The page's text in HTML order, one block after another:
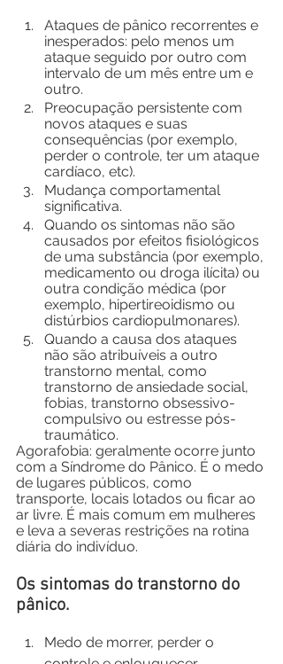
Ataques de pânico recorrentes e
inesperados: pelo menos um
ataque seguido por outro com
intervalo de um mês entre um e
outro.
Preocupação persistente com
novos ataques e suas
consequências (por exemplo,
perder o controle, ter um ataque
cardíaco, etc).
Mudança comportamental
significativa.
Quando os sintomas não são
causados por efeitos fisiológicos
de uma substância (por exemplo,
medicamento ou droga ilícita) ou
outra condição médica (por
exemplo, hipertireoidismo ou
distúrbios cardiopulmonares).
Quando a causa dos ataques
não são atribuíveis a outro
transtorno mental, como
transtorno de ansiedade social,
fobias, transtorno obsessivo-
compulsivo ou estresse pós-
traumático.
Agorafobia: geralmente ocorre junto
com a Síndrome do Pânico. É o medo
de lugares públicos, como
transporte, locais lotados ou ficar ao
ar livre. É mais comum em mulheres
e leva a severas restrições na rotina
diária do indivíduo.
Os sintomas do transtorno do
pânico.
Medo de morrer, perder o